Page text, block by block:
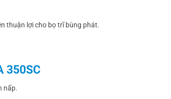
thuận lợi cho bọ trĩ bùng phát.
350SC
nấp.